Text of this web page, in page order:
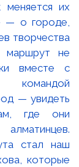
меняется их
— о городе,
творчества
не
вместе с
— увидеть
где они
стал наш
которые